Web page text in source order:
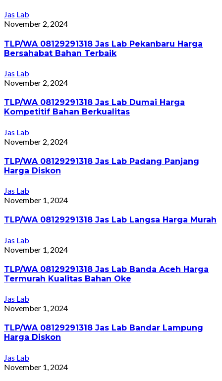
Jas Lab
November 2, 2024
TLP/WA 08129291318 Jas Lab Pekanbaru Harga
Bersahabat Bahan Terbaik
Jas Lab
November 2, 2024
TLP/WA 08129291318 Jas Lab Dumai Harga
Kompetitif Bahan Berkualitas
Jas Lab
November 2, 2024
TLP/WA 08129291318 Jas Lab Padang Panjang
Harga Diskon
Jas Lab
November 1, 2024
TLP/WA 08129291318 Jas Lab Langsa Harga Murah
Jas Lab
November 1, 2024
TLP/WA 08129291318 Jas Lab Banda Aceh Harga
Termurah Kualitas Bahan Oke
Jas Lab
November 1, 2024
TLP/WA 08129291318 Jas Lab Bandar Lampung
Harga Diskon
Jas Lab
November 1, 2024